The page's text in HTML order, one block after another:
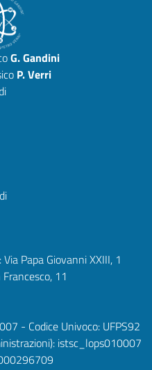
G. Gandini
P. Verri
Papa Giovanni XXIII, 1
11
- Codice Univoco: UFPS92
istsc_lops010007